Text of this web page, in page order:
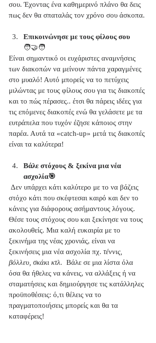
σου. Έχοντας ένα καθημερινό πλάνο θα δεις
πως δεν θα σπαταλάς τον χρόνο σου άσκοπα.
Επικοινώνησε με τους φίλους σου
🧑‍🤝‍🧑
Είναι σημαντικό οι ευχάριστες αναμνήσεις
των διακοπών να μείνουν πάντα χαραγμένες
στο μυαλό! Αυτό μπορείς να το πετύχεις
μιλώντας με τους φίλους σου για τις διακοπές
και το πώς πέρασες.. έτσι θα πάρεις ιδέες για
τις επόμενες διακοπές ενώ θα γελάσετε με τα
ευτράπελα που τυχόν έζησε κάποιος στην
παρέα. Αυτά τα «catch-up» μετά τις διακοπές
είναι τα καλύτερα!
Βάλε στόχους & ξεκίνα μια νέα
ασχολία🎯
Δεν υπάρχει κάτι καλύτερο με το να βάζεις
στόχο κάτι που σκέφτεσαι καιρό και δεν το
κάνεις για διάφορους ασήμαντους λόγους.
Θέσε τους στόχους σου και ξεκίνησε να τους
ακολουθείς. Μια καλή ευκαιρία με το
ξεκινήμα της νέας χρονιάς, είναι να
ξεκινήσεις μια νέα ασχολία πχ. τέννις,
βόλλευ, σκάκι κτλ.
  Βάλε σε μια λίστα όλα
όσα θα ήθελες να κάνεις, να αλλάξεις ή να
σταματήσεις και δημιούργησε τις κατάλληλες
προϋποθέσεις: ό,τι θέλεις να το
πραγματοποιήσεις μπορείς και θα τα
καταφέρεις!